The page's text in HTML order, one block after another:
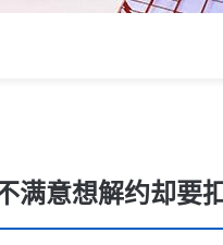
满意想解约却要